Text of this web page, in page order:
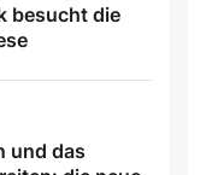
besucht die
und das